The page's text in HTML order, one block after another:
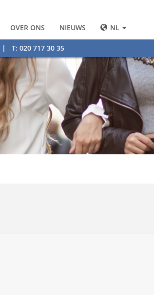
OVER ONS NIEUWS NL
| T: 020 717 30 35